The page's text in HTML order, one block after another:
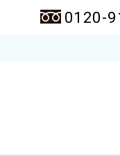
0120-